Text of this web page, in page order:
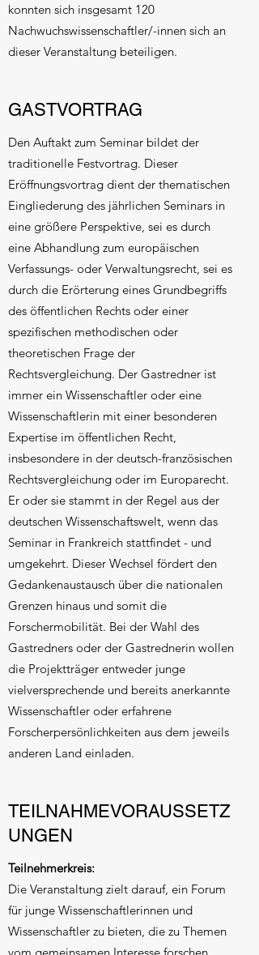
konnten sich insgesamt 120
Nachwuchswissenschaftler/-innen sich an
dieser Veranstaltung beteiligen.
GASTVORTRAG
Den Auftakt zum Seminar bildet der
traditionelle Festvortrag. Dieser
Eröffnungsvortrag dient der thematischen
Eingliederung des jährlichen Seminars in
eine größere Perspektive, sei es durch
eine Abhandlung zum europäischen
Verfassungs- oder Verwaltungsrecht, sei es
durch die Erörterung eines Grundbegriffs
des öffentlichen Rechts oder einer
spezifischen methodischen oder
theoretischen Frage der
Rechtsvergleichung. Der Gastredner ist
immer ein Wissenschaftler oder eine
Wissenschaftlerin mit einer besonderen
Expertise im öffentlichen Recht,
insbesondere in der deutsch-französischen
Rechtsvergleichung oder im Europarecht.
Er oder sie stammt in der Regel aus der
deutschen Wissenschaftswelt, wenn das
Seminar in Frankreich stattfindet - und
umgekehrt. Dieser Wechsel fördert den
Gedankenaustausch über die nationalen
Grenzen hinaus und somit die
Forschermobilität. Bei der Wahl des
Gastredners oder der Gastrednerin wollen
die Projektträger entweder junge
vielversprechende und bereits anerkannte
Wissenschaftler oder erfahrene
Forscherpersönlichkeiten aus dem jeweils
anderen Land einladen.
TEILNAHMEVORAUSSETZ
UNGEN
Teilnehmerkreis:
Die Veranstaltung zielt darauf, ein Forum
für junge Wissenschaftlerinnen und
Wissenschaftler zu bieten, die zu Themen